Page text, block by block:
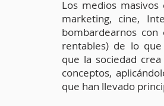
Los medios masivos
marketing, cine,
bombardearnos con
rentables) de lo
que la sociedad
conceptos,
que han llevado